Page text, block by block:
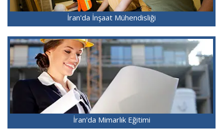
İran'da İnşaat Mühendisliği
İran'da Mimarlık Eğitimi